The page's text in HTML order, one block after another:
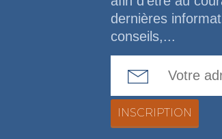
dernières
conseils,...